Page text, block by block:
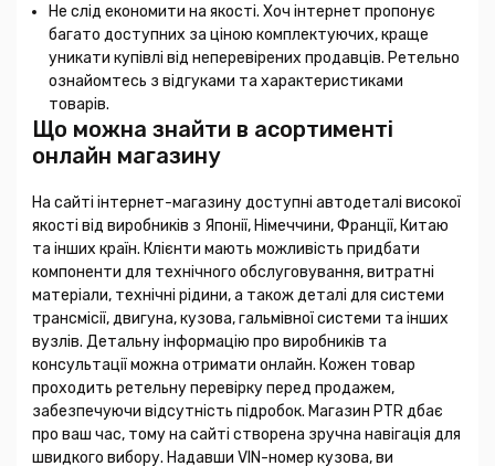
Не слід економити на якості. Хоч інтернет пропонує
багато доступних за ціною комплектуючих, краще
уникати купівлі від неперевірених продавців. Ретельно
ознайомтесь з відгуками та характеристиками
товарів.
Що можна знайти в асортименті
онлайн магазину
На сайті інтернет-магазину доступні автодеталі високої
якості від виробників з Японії, Німеччини, Франції, Китаю
та інших країн. Клієнти мають можливість придбати
компоненти для технічного обслуговування, витратні
матеріали, технічні рідини, а також деталі для системи
трансмісії, двигуна, кузова, гальмівної системи та інших
вузлів. Детальну інформацію про виробників та
консультації можна отримати онлайн. Кожен товар
проходить ретельну перевірку перед продажем,
забезпечуючи відсутність підробок. Магазин PTR дбає
про ваш час, тому на сайті створена зручна навігація для
швидкого вибору. Надавши VIN-номер кузова, ви